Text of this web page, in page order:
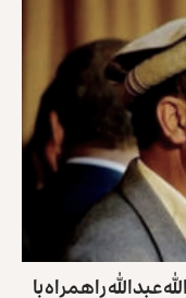
عبدالله را همراه با